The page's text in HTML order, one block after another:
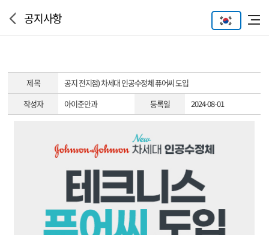
공지사항
제 목 공지전지점) 차세대 인공수정체 퓨어씨 도입
작성자
아이준안과 등록일 2024-08-01